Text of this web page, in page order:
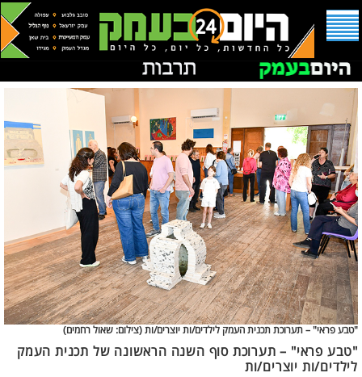
"טבע פראי" – תערוכת תכנית העמק לילדים/ות יוצרים/ות (צילום: שאול רחמים)
"טבע פראי" – תערוכת סוף השנה הראשונה של תכנית העמק
לילדים/ות יוצרים/ות